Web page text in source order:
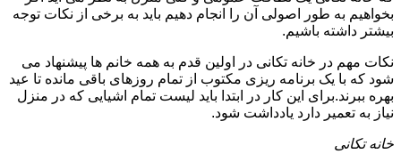
بخواهیم به طور اصولی آن را انجام دهیم باید به برخی از نکات توجه
بیشتر داشته باشیم.
نکات مهم در خانه تکانی در اولین قدم به همه خانم ها پیشنهاد می
شود که با یک برنامه ریزی مکتوب از تمام روزهای باقی مانده تا عید
بهره ببرند.برای این کار در ابتدا باید لیست تمام اشیایی که در منزل
نیاز به تعمیر دارد یادداشت شود.
خانه تکانی